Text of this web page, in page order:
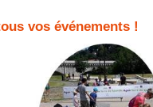
vos événements !